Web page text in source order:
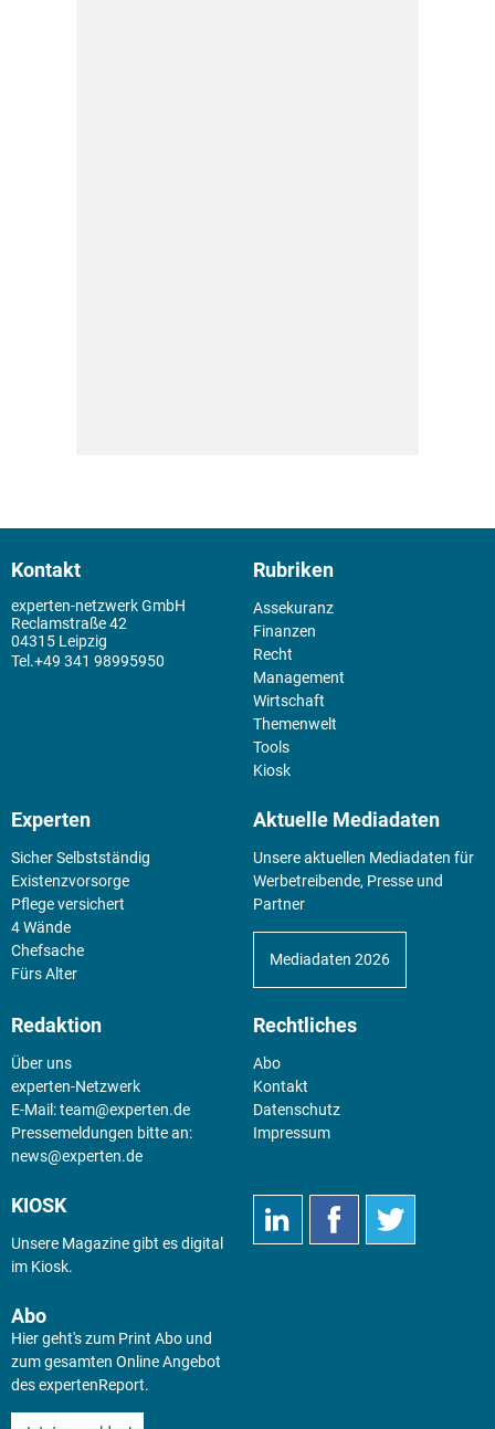
Kontakt
experten-netzwerk GmbH
Reclamstraße 42
04315 Leipzig
+49 341 98995950
Rubriken
Assekuranz
Finanzen
Recht
Management
Wirtschaft
Themenwelt
Tools
Kiosk
Experten
Sicher Selbstständig
Existenz­vorsorge
Pflege versichert
4 Wände
Chefsache
Fürs Alter
Aktuelle Mediadaten
Unsere aktuellen Mediadaten für
Werbetreibende, Presse und
Partner
Mediadaten 2026
Redaktion
Über uns
experten-Netzwerk
E-Mail:team@experten.de
Pressemeldungen bitte an:
news@experten.de
Rechtliches
Abo
Kontakt
Datenschutz
Impressum
KIOSK
Unsere Magazine gibt es digital
im Kiosk.
Abo
Hier geht's zum Print Abo und
zum gesamten Online Angebot
des expertenReport.